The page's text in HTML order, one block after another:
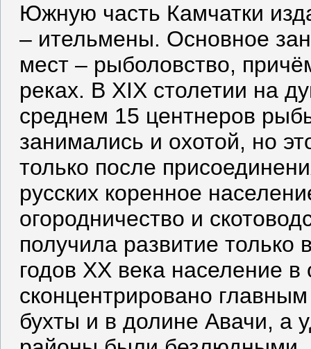
Южную часть Камчатки
– ительмены. Основное
мест – рыболовство,
реках. В XIX столетии на
среднем 15 центнеров
занимались и охотой, но
только после
русских коренное
огородничество и
получила развитие
годов XX века население
сконцентрировано
бухты и в долине Авачи, а